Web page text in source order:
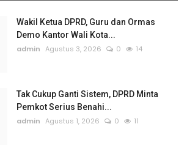
Wakil Ketua DPRD, Guru dan Ormas
Demo Kantor Wali Kota...
admin Agustus 3, 2026 0 14
Tak Cukup Ganti Sistem, DPRD Minta
Pemkot Serius Benahi...
admin Agustus 1, 2026 0 11